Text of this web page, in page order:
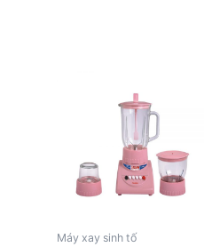
Máy xay sinh tố